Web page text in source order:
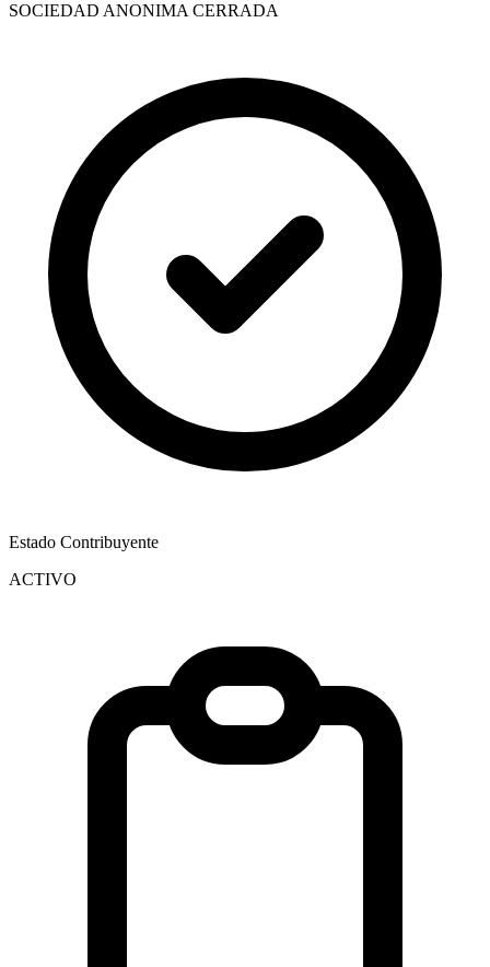
SOCIEDAD ANONIMA CERRADA
Estado Contribuyente
ACTIVO